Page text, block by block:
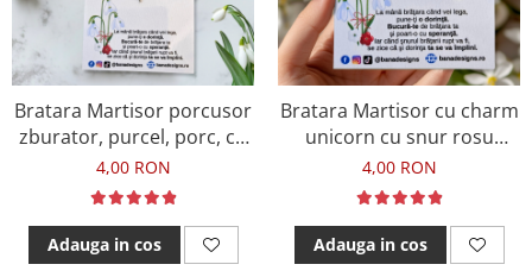
Bratara Martisor porcusor
zburator, purcel, porc, cu
snur ajustabil
4,00 RON
Adauga in cos
Bratara Martisor cu charm
unicorn cu snur rosu
ajustabil
4,00 RON
Adauga in cos